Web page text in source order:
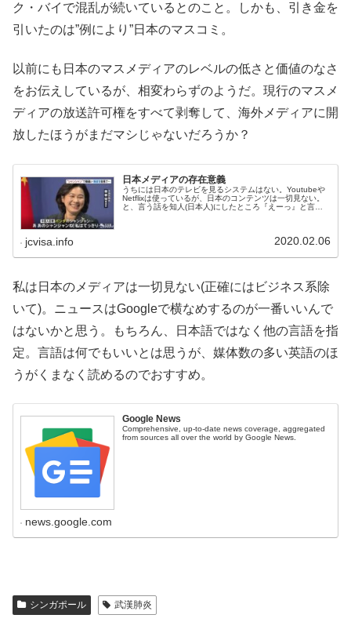
ク・バイで混乱が続いているとのこと。しかも、引き金を
引いたのは”例により”日本のマスコミ。
以前にも日本のマスメディアのレベルの低さと価値のなさ
をお伝えしているが、相変わらずのようだ。現行のマスメ
ディアの放送許可権をすべて剥奪して、海外メディアに開
放したほうがまだマシじゃないだろうか？
日本メディアの存在意義
うちには日本のテレビを見るシステムはない。Youtubeや
Netflixは使っているが、日本のコンテンツは一切見ない。
と、言う話を知人(日本人)にしたところ『えーっ』と言わ
jcvisa.info 2020.02.06
私は日本のメディアは一切見ない(正確にはビジネス系除
いて)。ニュースはGoogleで横なめするのが一番いいんで
はないかと思う。もちろん、日本語ではなく他の言語を指
定。言語は何でもいいとは思うが、媒体数の多い英語のほ
うがくまなく読めるのでおすすめ。
Google News
Comprehensive, up-to-date news coverage, aggregated
from sources all over the world by Google News.
news.google.com
シンガポール 武漢肺炎